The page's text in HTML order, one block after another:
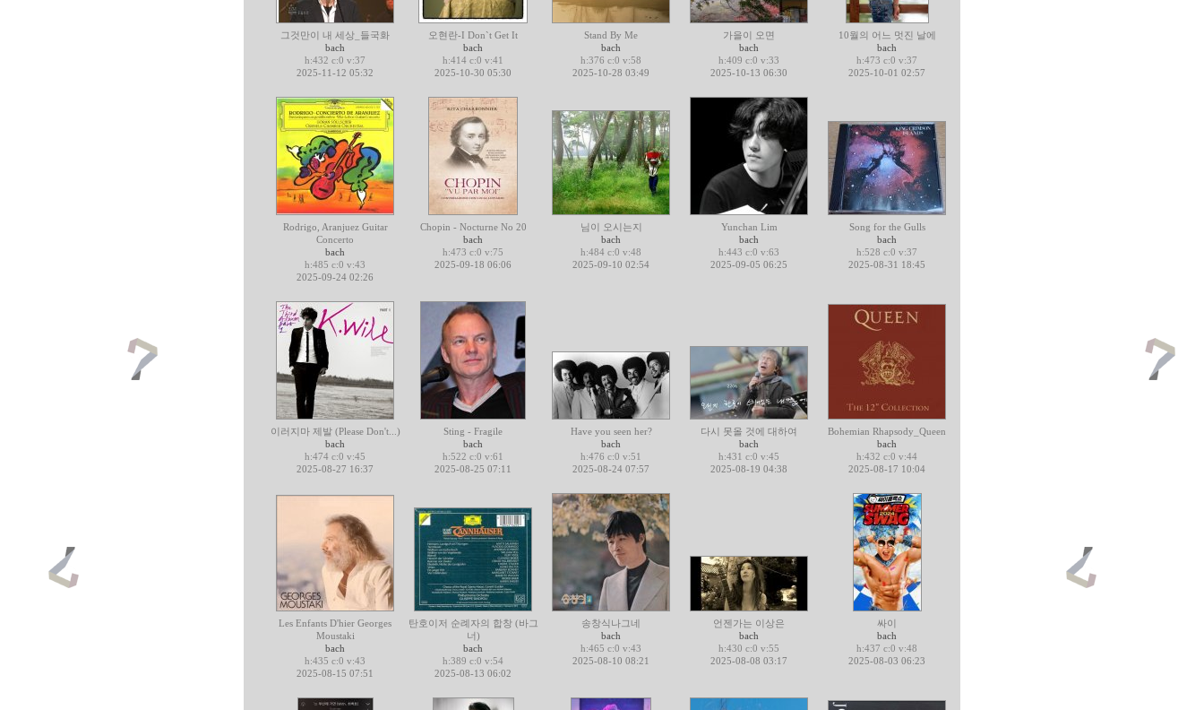
그것만이 내 세상_들국화
bach
h:432 c:0 v:37
2025-11-12 05:32
오현란-I Don`t Get It
bach
h:414 c:0 v:41
2025-10-30 05:30
Stand By Me
bach
h:376 c:0 v:58
2025-10-28 03:49
가을이 오면
bach
h:409 c:0 v:33
2025-10-13 06:30
10월의 어느 멋진 날에
bach
h:473 c:0 v:37
2025-10-01 02:57
Rodrigo, Aranjuez Guitar
Concerto
bach
h:485 c:0 v:43
2025-09-24 02:26
Chopin - Nocturne No 20
bach
h:473 c:0 v:75
2025-09-18 06:06
님이 오시는지
bach
h:484 c:0 v:48
2025-09-10 02:54
Yunchan Lim
bach
h:443 c:0 v:63
2025-09-05 06:25
Song for the Gulls
bach
h:528 c:0 v:37
2025-08-31 18:45
이러지마 제발 (Please Don't...)
bach
h:474 c:0 v:45
2025-08-27 16:37
Sting - Fragile
bach
h:522 c:0 v:61
2025-08-25 07:11
Have you seen her?
bach
h:476 c:0 v:51
2025-08-24 07:57
다시 못올 것에 대하여
bach
h:431 c:0 v:45
2025-08-19 04:38
Bohemian Rhapsody_Queen
bach
h:432 c:0 v:44
2025-08-17 10:04
Les Enfants D'hier Georges
Moustaki
bach
h:435 c:0 v:43
2025-08-15 07:51
탄호이저 순례자의 합창 (바그
너)
bach
h:389 c:0 v:54
2025-08-13 06:02
송창식나그네
bach
h:465 c:0 v:43
2025-08-10 08:21
언젠가는 이상은
bach
h:430 c:0 v:55
2025-08-08 03:17
싸이
bach
h:437 c:0 v:48
2025-08-03 06:23